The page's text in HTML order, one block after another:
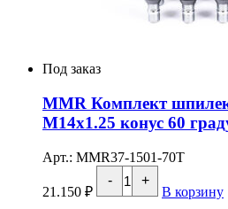
Toyota
Под заказ
MMR Комплект
M14x1.25 конус 60
Арт.: MMR37-1501-70T
21.150 ₽
-
Количество
товара
MMR
+
В корзину